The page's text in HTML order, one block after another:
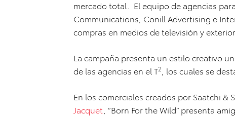
mercado total. El equipo de agencias
Communications, Conill Advertising e
compras en medios de televisión y
La campaña presenta un estilo creativo
de las agencias en el T2 , los cuales se
En los comerciales creados por Saatchi &
Jacquet , “Born For the Wild” presenta